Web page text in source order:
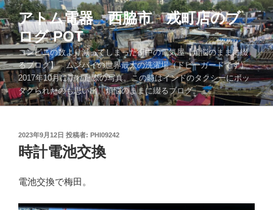
コ
ン
テ
ン
ツ
へ
ス
キ
アトム電器 西脇市 戎町店のブ
ログ POT
コンビニの数より減ってしまった街中の電気屋【煩悩のままに綴
るブログ】 ムンバイの世界最大の洗濯場（ドビーガードです）
2017年10月に訪れた際の写真。この時はインドのタクシーにボッ
タクられたのも思い出。煩悩のままに綴るブログ。。。
投
稿
日:
2023年9月12日 投稿者: PHI09242
時計電池交換
電池交換で梅田。